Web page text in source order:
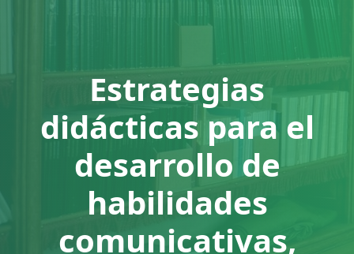
Estrategias
didácticas para el
desarrollo de
habilidades
comunicativas,